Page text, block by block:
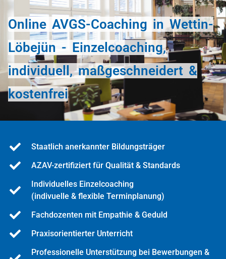
Online AVGS-Coaching in Wettin-
Löbejün - Einzelcoaching,
individuell, maßgeschneidert &
kostenfrei
Staatlich anerkannter Bildungsträger
AZAV-zertifiziert für Qualität & Standards
Individuelles Einzelcoaching
(indivuelle & flexible Terminplanung)
Fachdozenten mit Empathie & Geduld
Praxisorientierter Unterricht
Professionelle Unterstützung bei Bewerbungen &